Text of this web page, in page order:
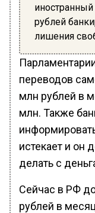
рублей
лишения
переводов
млн рублей в
млн. Также
истекает и он
делать с
Сейчас в РФ
рублей в